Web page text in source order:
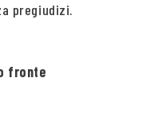
pregiudizi.
fronte